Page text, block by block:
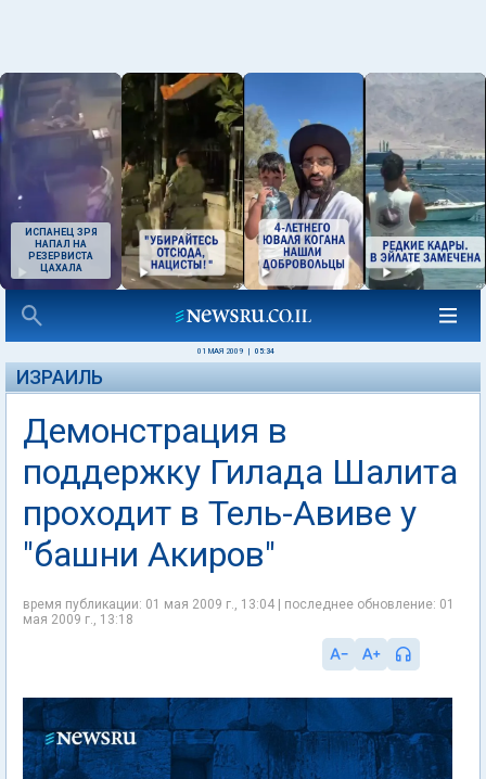
ИСПАНЕЦ ЗРЯ
НАПАЛ НА
РЕЗЕРВИСТА
ЦАХАЛА
01 МАЯ 2009 05:34
ИЗРАИЛЬ
Демонстрация в
поддержку Гилада Шалита
проходит в Тель-Авиве у
"башни Акиров"
время публикации: 01 мая 2009 г., 13:04 | последнее обновление: 01
мая 2009 г., 13:18